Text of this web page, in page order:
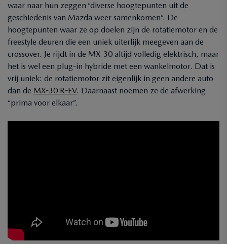
waar naar hun zeggen “diverse hoogtepunten uit de
geschiedenis van Mazda weer samenkomen”. De
hoogtepunten waar ze op doelen zijn de rotatiemotor en de
freestyle deuren die een uniek uiterlijk meegeven aan de
crossover. Je rijdt in de MX-30 altijd volledig elektrisch, maar
het is wel een plug-in hybride met een wankelmotor. Dat is
vrij uniek: de rotatiemotor zit eigenlijk in geen andere auto
dan de MX-30 R-EV. Daarnaast noemen ze de afwerking
“prima voor elkaar”.